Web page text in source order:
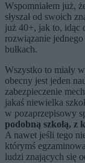
Wspomniałem już,
słyszał od swoich
już 40+, jak to, idąc
rozwiązanie
bułkach.
Wszystko to miały
obecny jest jeden
zabezpieczenie
jakaś niewielka
w pozaprzepisowy
podobną szkołą, z
A nawet jeśli tego
którymś
ludzi znających się